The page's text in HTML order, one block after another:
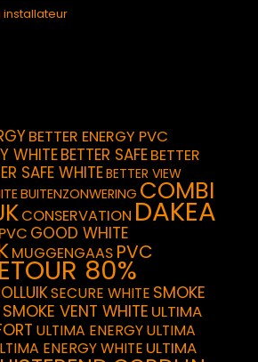
BETTER ENERGY PVC
WHITEBETTER SAFEBETTER
SAFE WHITEBETTER VIEW
BUITENZONWERING COMBI
CONSERVATION DAKEA
GOOD WHITE
MUGGENGAAS PVC
80%
SECURE WHITE SMOKE
SMOKE VENT WHITE ULTIMA
ULTIMA ENERGYULTIMA
ENERGY WHITE ULTIMA